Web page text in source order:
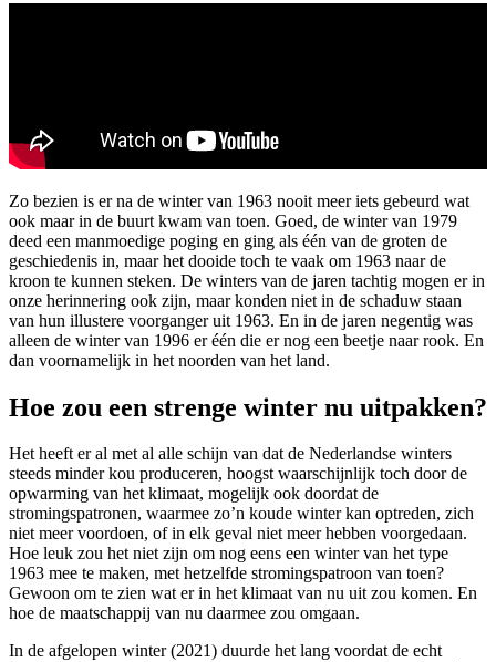
Zo bezien is er na de winter van 1963 nooit meer iets gebeurd wat
ook maar in de buurt kwam van toen. Goed, de winter van 1979
deed een manmoedige poging en ging als één van de groten de
geschiedenis in, maar het dooide toch te vaak om 1963 naar de
kroon te kunnen steken. De winters van de jaren tachtig mogen er in
onze herinnering ook zijn, maar konden niet in de schaduw staan
van hun illustere voorganger uit 1963. En in de jaren negentig was
alleen de winter van 1996 er één die er nog een beetje naar rook. En
dan voornamelijk in het noorden van het land.
Hoe zou een strenge winter nu uitpakken?
Het heeft er al met al alle schijn van dat de Nederlandse winters
steeds minder kou produceren, hoogst waarschijnlijk toch door de
opwarming van het klimaat, mogelijk ook doordat de
stromingspatronen, waarmee zo’n koude winter kan optreden, zich
niet meer voordoen, of in elk geval niet meer hebben voorgedaan.
Hoe leuk zou het niet zijn om nog eens een winter van het type
1963 mee te maken, met hetzelfde stromingspatroon van toen?
Gewoon om te zien wat er in het klimaat van nu uit zou komen. En
hoe de maatschappij van nu daarmee zou omgaan.
In de afgelopen winter (2021) duurde het lang voordat de echt